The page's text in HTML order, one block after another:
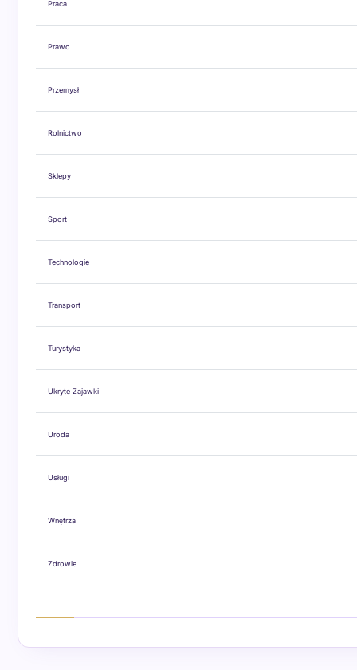
Praca
Prawo
Przemysł
Rolnictwo
Sklepy
Sport
Technologie
Transport
Turystyka
Ukryte Zajawki
Uroda
Usługi
Wnętrza
Zdrowie